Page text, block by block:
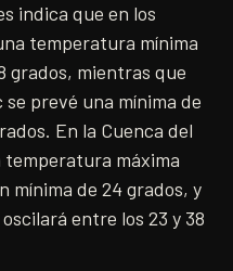
indica que en los
temperatura mínima
grados, mientras que
prevé una mínima de
En la Cuenca del
temperatura máxima
mínima de 24 grados, y
entre los 23 y 38